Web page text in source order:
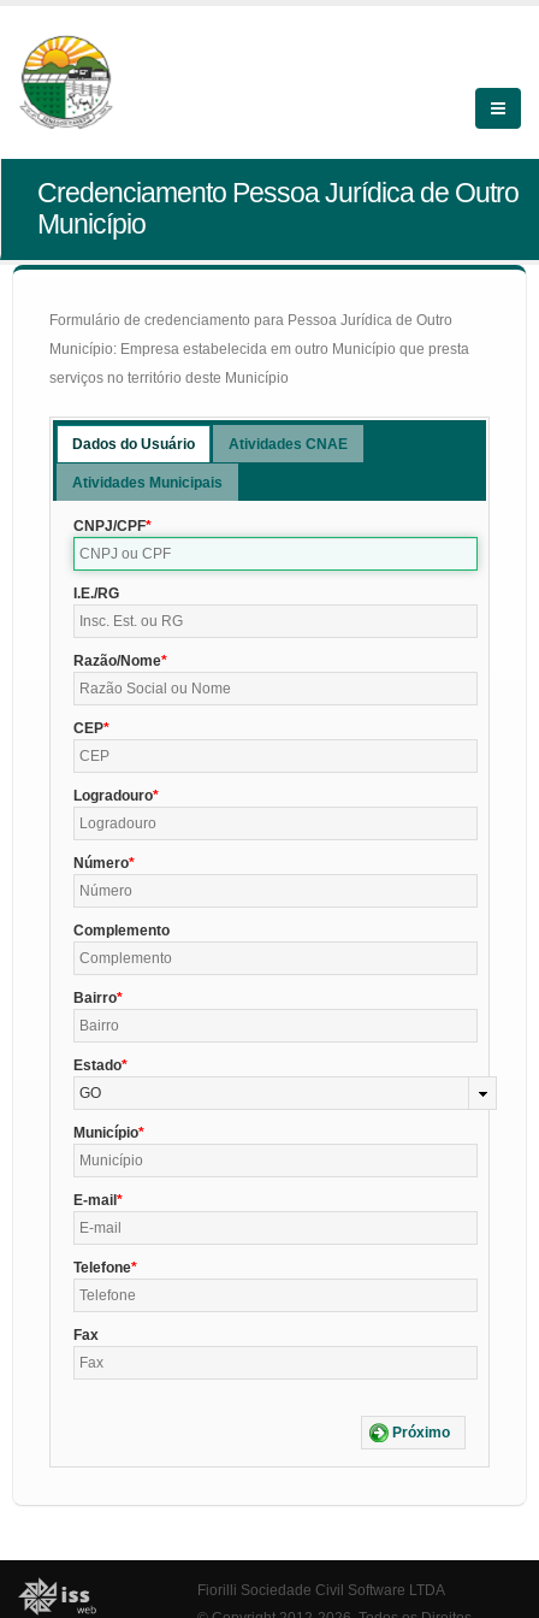
Credenciamento Pessoa Jurídica de Outro
Município
Formulário de credenciamento para Pessoa Jurídica de Outro
Município: Empresa estabelecida em outro Município que presta
serviços no território deste Município
Dados do Usuário Atividades CNAE
Atividades Municipais
CNPJ/CPF
I.E./RG
Razão/Nome
CEP
Logradouro
Número
Complemento
Bairro
Estado
GO
Município
E-mail
Telefone
Fax
Próximo
Fiorilli Sociedade Civil Software LTDA